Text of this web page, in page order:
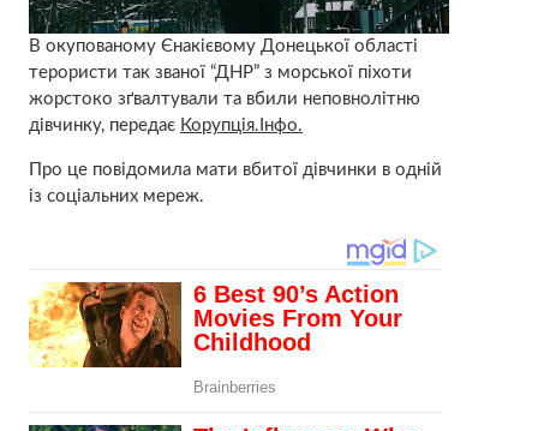
В окупованому Єнакієвому Донецької області
терористи так званої “ДНР” з морської піхоти
жорстоко зґвалтували та вбили неповнолітню
дівчинку, передає Корупція.Інфо.
Про це повідомила мати вбитої дівчинки в одній
із соціальних мереж.